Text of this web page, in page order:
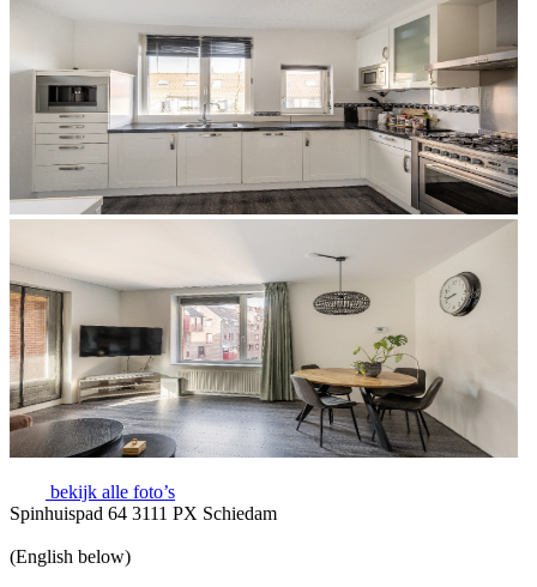
bekijk alle foto’s
Spinhuispad 64 3111 PX Schiedam
(English below)